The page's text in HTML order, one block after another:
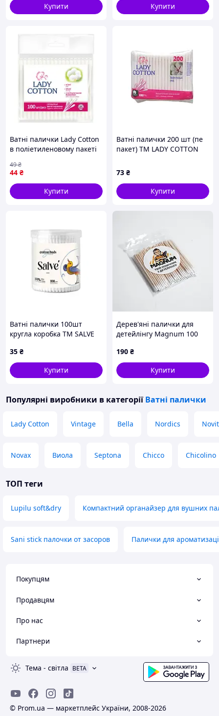
Купити
Купити
Ватні палички Lady Cotton
в поліетиленовому пакеті
Гарантія!
44 ₴
49₴
Купити
Ватні палички 200 шт (пе
пакет) ТМ LADY COTTON
73 ₴
Купити
Ватні палички 100шт
кругла коробка ТМ SALVE
35 ₴
Купити
Дерев'яні палички для
детейлінгу Magnum 100
190 ₴
Купити
Популярні виробники в категорії Ватні палички
Lady Cotton Vintage Bella Nordics
Novax Виола Septona Chicco Chicolino
ТОП теги
Lupilu soft&dry Компактний органайзер для вушних
Sani stick палочки от засоров Палички для
Покупцям
Продавцям
Про нас
Партнери
Тема - світла BETA
© Prom.ua — маркетплейс України, 2008-2026